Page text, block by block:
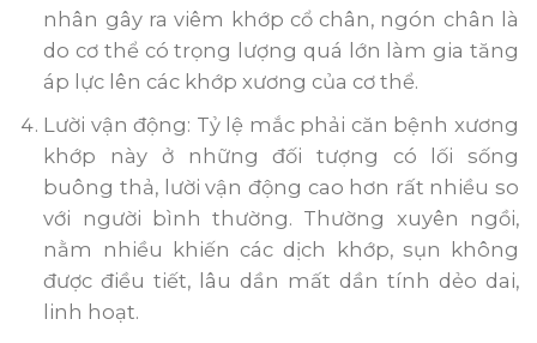
nhân gây ra viêm khớp cổ chân, ngón chân là
do cơ thể có trọng lượng quá lớn làm gia tăng
áp lực lên các khớp xương của cơ thể.
Lười vận động: Tỷ lệ mắc phải căn bệnh xương
khớp này ở những đối tượng có lối sống
buông thả, lười vận động cao hơn rất nhiều so
với người bình thường. Thường xuyên ngồi,
nằm nhiều khiến các dịch khớp, sụn không
được điều tiết, lâu dần mất dần tính dẻo dai,
linh hoạt.